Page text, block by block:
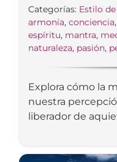
Categorías: Estilo
armonía, conciencia,
espíritu, mantra,
naturaleza, pasión,
Explora cómo la
nuestra
liberador de